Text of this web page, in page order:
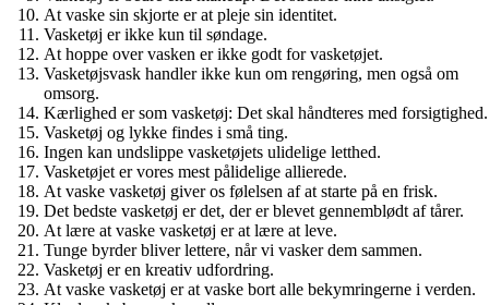
At vaske sin skjorte er at pleje sin identitet.
Vasketøj er ikke kun til søndage.
At hoppe over vasken er ikke godt for vasketøjet.
Vasketøjsvask handler ikke kun om rengøring, men også om
omsorg.
Kærlighed er som vasketøj: Det skal håndteres med forsigtighed.
Vasketøj og lykke findes i små ting.
Ingen kan undslippe vasketøjets ulidelige letthed.
Vasketøjet er vores mest pålidelige allierede.
At vaske vasketøj giver os følelsen af at starte på en frisk.
Det bedste vasketøj er det, der er blevet gennemblødt af tårer.
At lære at vaske vasketøj er at lære at leve.
Tunge byrder bliver lettere, når vi vasker dem sammen.
Vasketøj er en kreativ udfordring.
At vaske vasketøj er at vaske bort alle bekymringerne i verden.